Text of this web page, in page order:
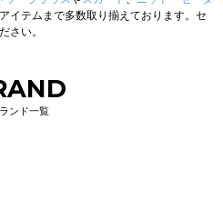
イテムまで多数取り揃えております。セ
さい。
ンド一覧